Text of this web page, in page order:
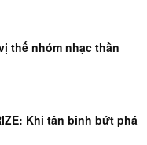
thế nhóm nhạc thần
Khi tân binh bứt phá